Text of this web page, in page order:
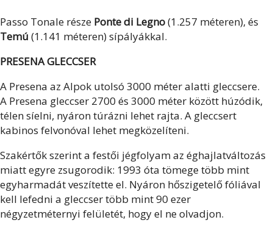
Passo Tonale része Ponte di Legno(1.257 méteren), és
Temú (1.141 méteren) sípályákkal.
PRESENA GLECCSER
A Presena az Alpok utolsó 3000 méter alatti gleccsere.
A Presena gleccser 2700 és 3000 méter között húzódik,
télen síelni, nyáron túrázni lehet rajta. A gleccsert
kabinos felvonóval lehet megközelíteni.
Szakértők szerint a festői jégfolyam az éghajlatváltozás
miatt egyre zsugorodik: 1993 óta tömege több mint
egyharmadát veszítette el. Nyáron hőszigetelő fóliával
kell lefedni a gleccser több mint 90 ezer
négyzetméternyi felületét, hogy el ne olvadjon.